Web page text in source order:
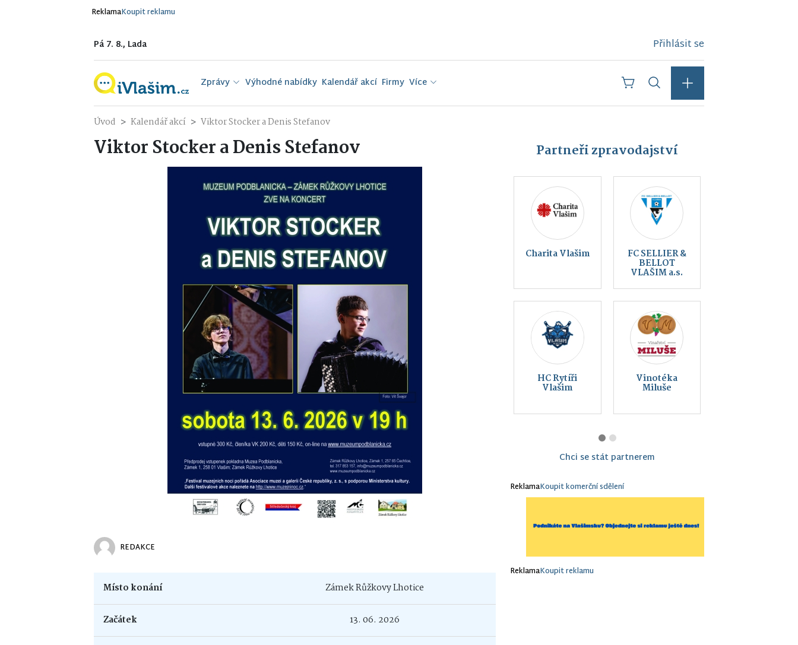
ReklamaKoupit reklamu
Pá 7. 8., Lada Přihlásit se
Zprávy Výhodné nabídky Kalendář akcí Firmy Více
Úvod Kalendář akcí Viktor Stocker a Denis Stefanov
Viktor Stocker a Denis Stefanov
REDAKCE
Místo konání Zámek Růžkovy Lhotice
Začátek 13. 06. 2026
Partneři zpravodajství
Kraj Český svaz
ochránců
přírody Vlašim
Chci se stát partnerem
ReklamaKoupit komerční sdělení
ReklamaKoupit reklamu